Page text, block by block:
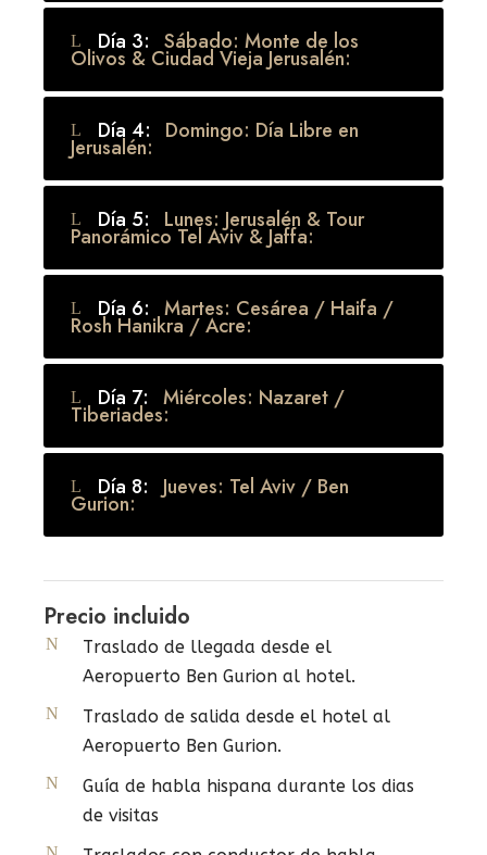
Día 3: Sábado: Monte de los
Olivos & Ciudad Vieja Jerusalén:
Día 4: Domingo: Día Libre en
Jerusalén:
Día 5: Lunes: Jerusalén & Tour
Panorámico Tel Aviv & Jaffa:
Día 6: Martes: Cesárea / Haifa /
Rosh Hanikra / Acre:
Día 7: Miércoles: Nazaret /
Tiberiades:
Día 8: Jueves: Tel Aviv / Ben
Gurion:
Precio incluido
Traslado de llegada desde el
Aeropuerto Ben Gurion al hotel.
Traslado de salida desde el hotel al
Aeropuerto Ben Gurion.
Guía de habla hispana durante los dias
de visitas